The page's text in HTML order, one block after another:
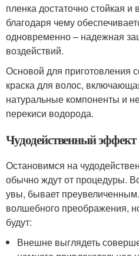
пленка достаточно стойкая
благодаря чему
одновременно – надежная
воздействий.
Основой для приготовления
краска для волос,
натуральные компоненты и
перекиси водорода.
Чудодейственный эффект
Остановимся на
обычно ждут от процедуры.
увы, бывает
волшебного преображения,
будут:
Внешне выглядеть